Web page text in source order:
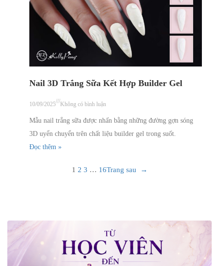
Nail 3D Trắng Sữa Kết Hợp Builder Gel
10/09/2025/// Không có bình luận
Mẫu nail trắng sữa được nhấn bằng những đường gợn sóng
3D uyển chuyển trên chất liệu builder gel trong suốt.
Đọc thêm »
1 2 3 … 16Trang sau →